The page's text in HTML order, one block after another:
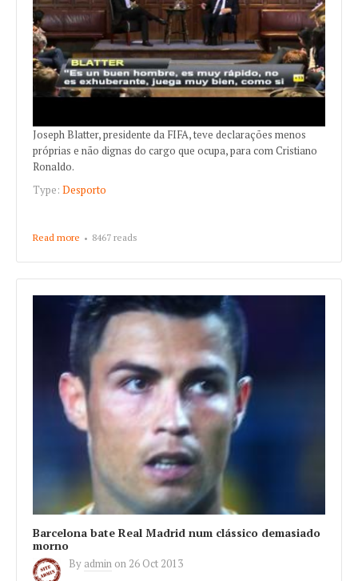
Joseph Blatter, presidente da FIFA, teve declarações menos
próprias e não dignas do cargo que ocupa, para com Cristiano
Ronaldo.
Type: Desporto
Read more about Blatter desrespeita Cristiano Ronaldo
8467 reads
Barcelona bate Real Madrid num clássico demasiado
morno
By admin on 26 Oct 2013